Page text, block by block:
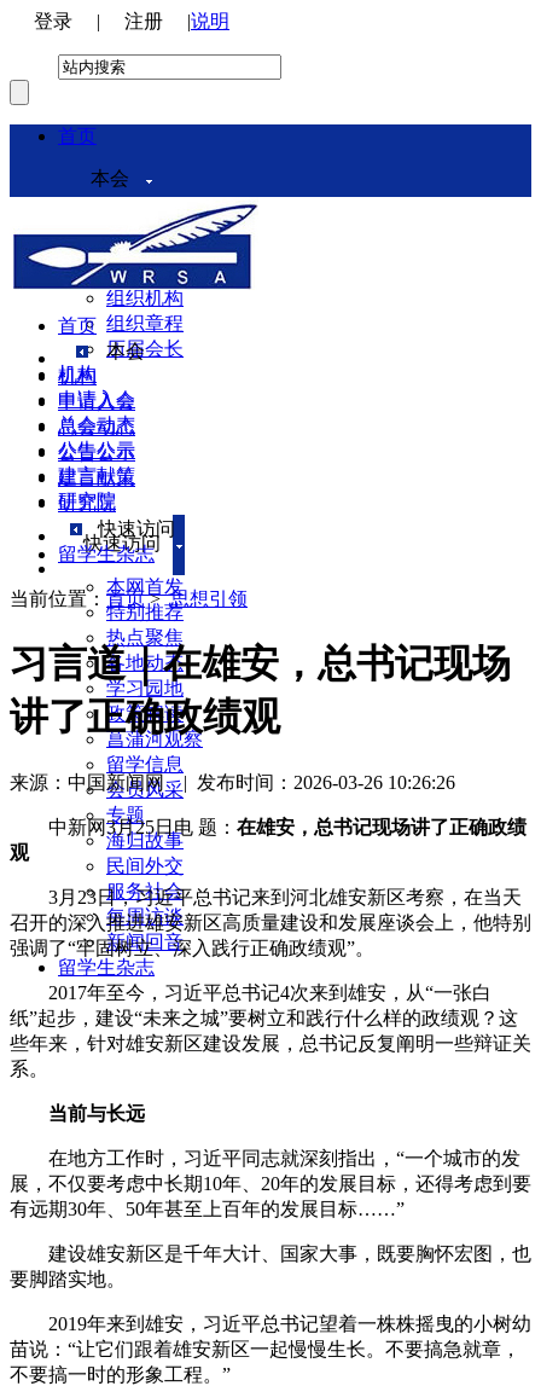
登录 | 注册 |说明
首页
本会
本会介绍
领导机构
理事会
组织机构
组织章程
历届会长
机构
申请入会
总会动态
公告公示
建言献策
研究院
快速访问
本网首发
特别推荐
热点聚焦
各地动态
学习园地
政策解读
菖蒲河观察
留学信息
会员风采
专题
海归故事
民间外交
服务社会
每周访谈
新闻回音
留学生杂志
首页
本会
机构
申请入会
总会动态
公告公示
建言献策
研究院
快速访问
留学生杂志
当前位置： 首页>思想引领
习言道｜在雄安，总书记现场
讲了正确政绩观
来源：中国新闻网 | 发布时间：2026-03-26 10:26:26
中新网3月25日电 题： 在雄安，总书记现场讲了正确政绩
观
3月23日，习近平总书记来到河北雄安新区考察，在当天
召开的深入推进雄安新区高质量建设和发展座谈会上，他特别
强调了“牢固树立、深入践行正确政绩观”。
2017年至今，习近平总书记4次来到雄安，从“一张白
纸”起步，建设“未来之城”要树立和践行什么样的政绩观？这
些年来，针对雄安新区建设发展，总书记反复阐明一些辩证关
系。
当前与长远
在地方工作时，习近平同志就深刻指出，“一个城市的发
展，不仅要考虑中长期10年、20年的发展目标，还得考虑到要
有远期30年、50年甚至上百年的发展目标……”
建设雄安新区是千年大计、国家大事，既要胸怀宏图，也
要脚踏实地。
2019年来到雄安，习近平总书记望着一株株摇曳的小树幼
苗说：“让它们跟着雄安新区一起慢慢生长。不要搞急就章，
不要搞一时的形象工程。”